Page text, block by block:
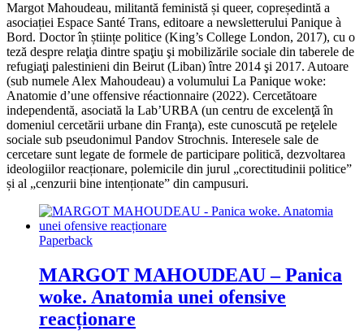
Margot Mahoudeau, militantă feministă și queer, copreședintă a
asociației Espace Santé Trans, editoare a newsletterului Panique à
Bord. Doctor în științe politice (King’s College London, 2017), cu o
teză despre relaţia dintre spaţiu şi mobilizările sociale din taberele de
refugiaţi palestinieni din Beirut (Liban) între 2014 şi 2017. Autoare
(sub numele Alex Mahoudeau) a volumului La Panique woke:
Anatomie d’une offensive réactionnaire (2022). Cercetătoare
independentă, asociată la Lab’URBA (un centru de excelenţă în
domeniul cercetării urbane din Franţa), este cunoscută pe reţelele
sociale sub pseudonimul Pandov Strochnis. Interesele sale de
cercetare sunt legate de formele de participare politică, dezvoltarea
ideologiilor reacționare, polemicile din jurul „corectitudinii politice”
și al „cenzurii bine intenționate” din campusuri.
Paperback
MARGOT MAHOUDEAU – Panica
woke. Anatomia unei ofensive
reacționare